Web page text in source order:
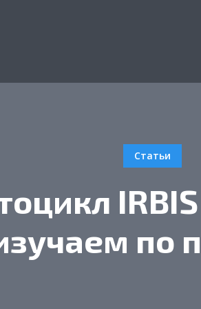
Статьи
IRBIS
по